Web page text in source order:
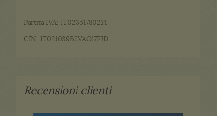
Partita IVA: IT02351780214
CIN: IT021039B5VAOI7FJD
Recensioni clienti